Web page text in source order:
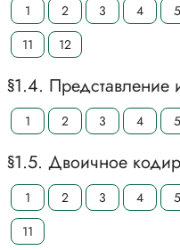
1 2 3 4 5
11
12
§1.4. Представление
1 2 3 4 5
§1.5. Двоичное
1 2 3 4 5
11